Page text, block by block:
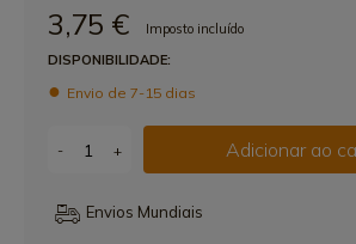
3,75 €
Imposto incluído
DISPONIBILIDADE:
Envio de 7-15 dias
- + Adicionar ao
Envios Mundiais